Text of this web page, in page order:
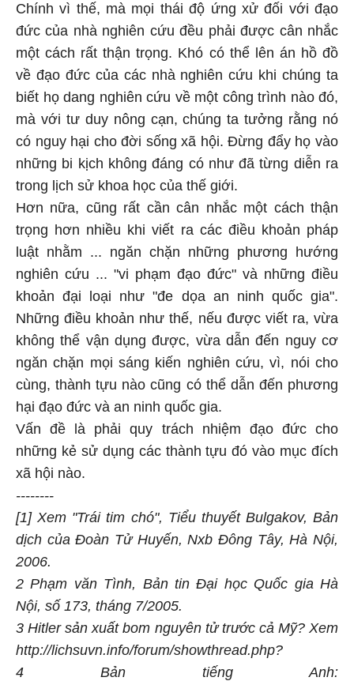
Chính vì thế, mà mọi thái độ ứng xử đối với đạo
đức của nhà nghiên cứu đều phải được cân nhắc
một cách rất thận trọng. Khó có thể lên án hồ đồ
về đạo đức của các nhà nghiên cứu khi chúng ta
biết họ dang nghiên cứu về một công trình nào đó,
mà với tư duy nông cạn, chúng ta tưởng rằng nó
có nguy hại cho đời sống xã hội. Đừng đẩy họ vào
những bi kịch không đáng có như đã từng diễn ra
trong lịch sử khoa học của thế giới.
Hơn nữa, cũng rất cần cân nhắc một cách thận
trọng hơn nhiều khi viết ra các điều khoản pháp
luật nhằm ... ngăn chặn những phương hướng
nghiên cứu ... "vi phạm đạo đức" và những điều
khoản đại loại như "đe dọa an ninh quốc gia".
Những điều khoản như thế, nếu được viết ra, vừa
không thể vận dụng được, vừa dẫn đến nguy cơ
ngăn chặn mọi sáng kiến nghiên cứu, vì, nói cho
cùng, thành tựu nào cũng có thể dẫn đến phương
hại đạo đức và an ninh quốc gia.
Vấn đề là phải quy trách nhiệm đạo đức cho
những kẻ sử dụng các thành tựu đó vào mục đích
xã hội nào.
--------
[1] Xem "Trái tim chó", Tiểu thuyết Bulgakov, Bản
dịch của Đoàn Tử Huyến, Nxb Đông Tây, Hà Nội,
2006.
2 Phạm văn Tình, Bản tin Đại học Quốc gia Hà
Nội, số 173, tháng 7/2005.
3 Hitler sản xuất bom nguyên tử trước cả Mỹ? Xem
http://lichsuvn.info/forum/showthread.php?
4 Bản tiếng Anh: